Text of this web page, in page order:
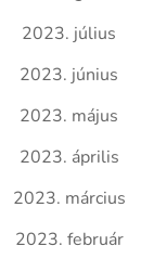
2023. július
2023. június
2023. május
2023. április
2023. március
2023. február